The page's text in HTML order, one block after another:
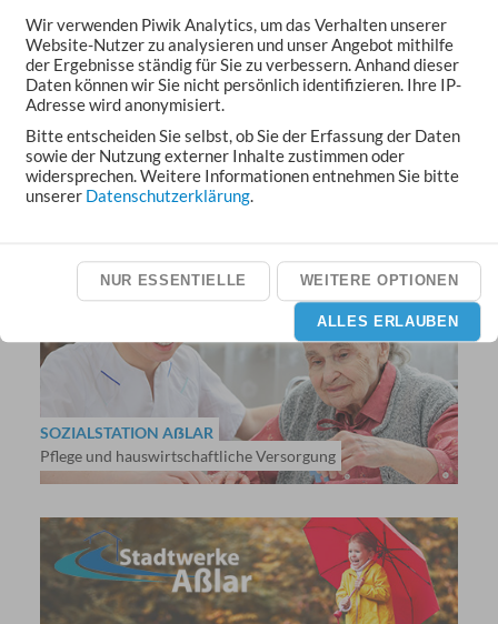
KONTAKT-ZENTRUM
SOZIALSTATION AẞLAR
Pflege und hauswirtschaftliche Versorgung
Wir verwenden Piwik Analytics, um das Verhalten unserer
Website-Nutzer zu analysieren und unser Angebot mithilfe
der Ergebnisse ständig für Sie zu verbessern. Anhand dieser
Daten können wir Sie nicht persönlich identifizieren. Ihre IP-
Adresse wird anonymisiert.
Bitte entscheiden Sie selbst, ob Sie der Erfassung der Daten
sowie der Nutzung externer Inhalte zustimmen oder
widersprechen. Weitere Informationen entnehmen Sie bitte
unserer Datenschutzerklärung.
NUR ESSENTIELLE WEITERE OPTIONEN
ALLES ERLAUBEN